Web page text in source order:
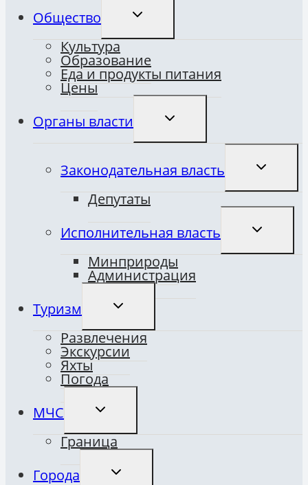
Общество
ПЕРЕКЛЮЧИТЬ
ДОЧЕРНЕЕ
Культура
Образование
Еда и продукты питания
Цены
Органы власти
ПЕРЕКЛЮЧИТЬ
ДОЧЕРНЕЕ
Законодательная власть
Депутаты
Исполнительная власть
Минприроды
Администрация
Туризм
ПЕРЕКЛЮЧИТЬ
ДОЧЕРНЕЕ
Развлечения
Экскурсии
Яхты
Погода
МЧС
ПЕРЕКЛЮЧИТЬ
ДОЧЕРНЕЕ
Граница
Города
ПЕРЕКЛЮЧИТЬ
ДОЧЕРНЕЕ